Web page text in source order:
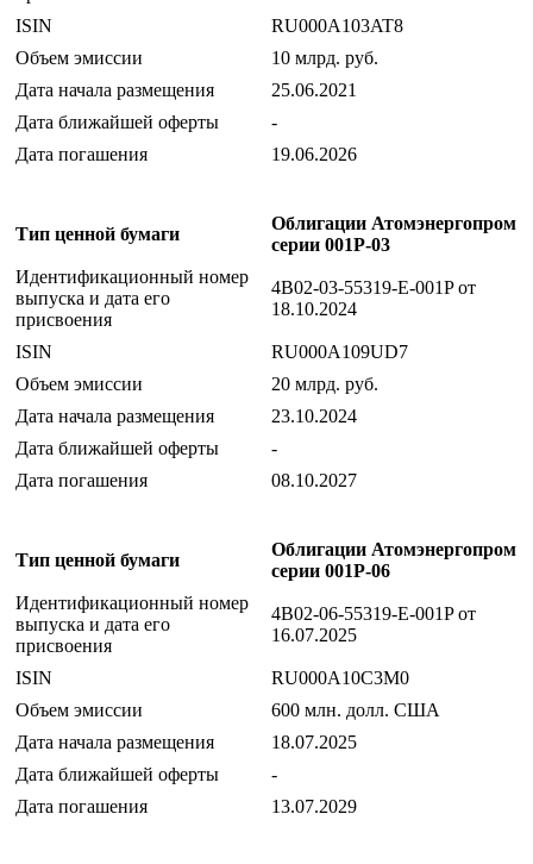
ISIN
RU000A103AT8
Объем эмиссии
10 млрд. руб.
Дата начала размещения
25.06.2021
Дата ближайшей оферты
-
Дата погашения
19.06.2026
Тип ценной бумаги
Облигации Атомэнергопром
серии 001P-03
Идентификационный номер
выпуска и дата его
присвоения
4B02-03-55319-E-001P от
18.10.2024
ISIN
RU000A109UD7
Объем эмиссии
20 млрд. руб.
Дата начала размещения
23.10.2024
Дата ближайшей оферты
-
Дата погашения
08.10.2027
Тип ценной бумаги
Облигации Атомэнергопром
серии 001P-06
Идентификационный номер
выпуска и дата его
присвоения
4B02-06-55319-E-001P от
16.07.2025
ISIN
RU000A10C3M0
Объем эмиссии
600 млн. долл. США
Дата начала размещения
18.07.2025
Дата ближайшей оферты
-
Дата погашения
13.07.2029